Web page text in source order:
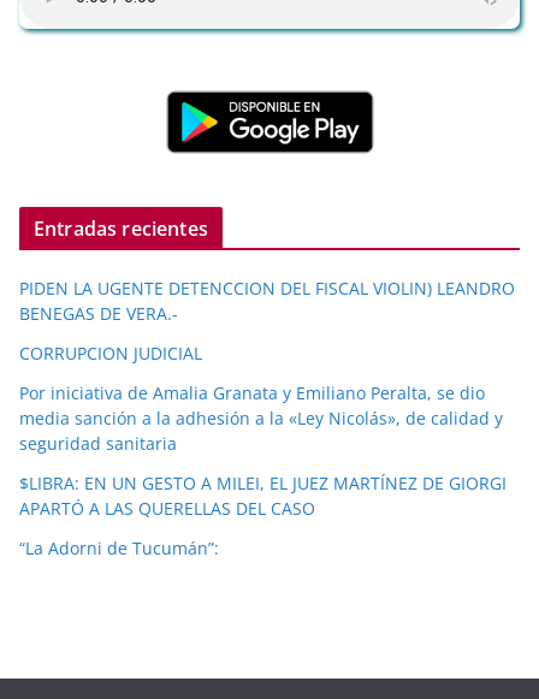
Entradas recientes
PIDEN LA UGENTE DETENCCION DEL FISCAL VIOLIN) LEANDRO
BENEGAS DE VERA.-
CORRUPCION JUDICIAL
Por iniciativa de Amalia Granata y Emiliano Peralta, se dio
media sanción a la adhesión a la «Ley Nicolás», de calidad y
seguridad sanitaria
$LIBRA: EN UN GESTO A MILEI, EL JUEZ MARTÍNEZ DE GIORGI
APARTÓ A LAS QUERELLAS DEL CASO
“La Adorni de Tucumán”: